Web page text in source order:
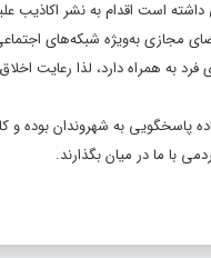
است اقدام به نشر اکاذیب
به‌ویژه شبکه‌های
به همراه دارد، لذا رعایت
به شهروندان بوده و
با ما در میان بگذارند.